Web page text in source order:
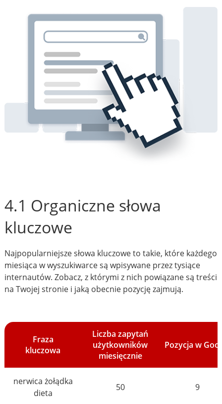
4.1 Organiczne słowa
kluczowe
Najpopularniejsze słowa kluczowe to takie, które każdego
miesiąca w wyszukiwarce są wpisywane przez tysiące
internautów. Zobacz, z którymi z nich powiązane są treści
na Twojej stronie i jaką obecnie pozycję zajmują.
Fraza
kluczowa
Liczba zapytań
użytkowników
miesięcznie
Pozycja w
nerwica żołądka
dieta
50 9